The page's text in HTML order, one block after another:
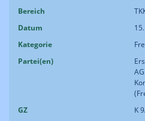
Bereich
Datum
Kategorie
Partei(en)
GZ
K